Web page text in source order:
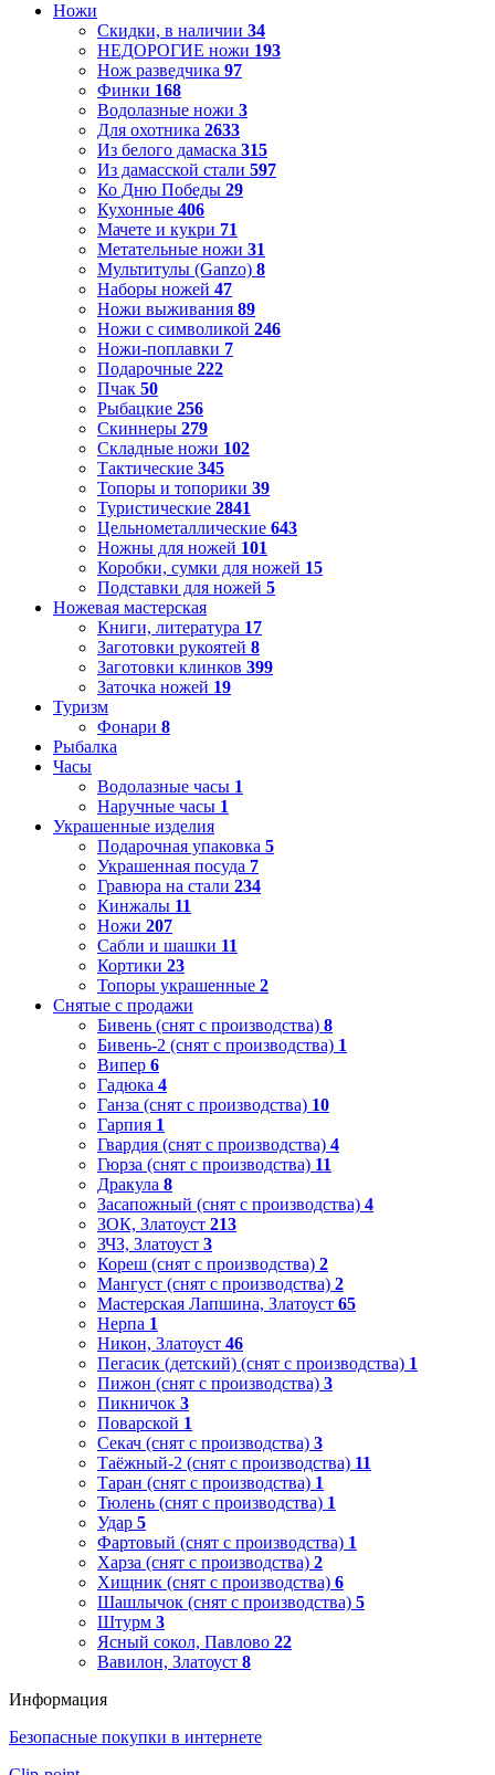
Ножи
Скидки, в наличии 34
НЕДОРОГИЕ ножи 193
Нож разведчика 97
Финки 168
Водолазные ножи 3
Для охотника 2633
Из белого дамаска 315
Из дамасской стали 597
Ко Дню Победы 29
Кухонные 406
Мачете и кукри 71
Метательные ножи 31
Мультитулы (Ganzo) 8
Наборы ножей 47
Ножи выживания 89
Ножи с символикой 246
Ножи-поплавки 7
Подарочные 222
Пчак 50
Рыбацкие 256
Скиннеры 279
Складные ножи 102
Тактические 345
Топоры и топорики 39
Туристические 2841
Цельнометаллические 643
Ножны для ножей 101
Коробки, сумки для ножей 15
Подставки для ножей 5
Ножевая мастерская
Книги, литература 17
Заготовки рукоятей 8
Заготовки клинков 399
Заточка ножей 19
Туризм
Фонари 8
Рыбалка
Часы
Водолазные часы 1
Наручные часы 1
Украшенные изделия
Подарочная упаковка 5
Украшенная посуда 7
Гравюра на стали 234
Кинжалы 11
Ножи 207
Сабли и шашки 11
Кортики 23
Топоры украшенные 2
Снятые с продажи
Бивень (снят с производства) 8
Бивень-2 (снят с производства) 1
Випер 6
Гадюка 4
Ганза (снят с производства) 10
Гарпия 1
Гвардия (снят с производства) 4
Гюрза (снят с производства) 11
Дракула 8
Засапожный (снят с производства) 4
ЗОК, Златоуст 213
ЗЧЗ, Златоуст 3
Кореш (снят с производства) 2
Мангуст (снят с производства) 2
Мастерская Лапшина, Златоуст 65
Нерпа 1
Никон, Златоуст 46
Пегасик (детский) (снят с производства) 1
Пижон (снят с производства) 3
Пикничок 3
Поварской 1
Секач (снят с производства) 3
Таёжный-2 (снят с производства) 11
Таран (снят с производства) 1
Тюлень (снят с производства) 1
Удар 5
Фартовый (снят с производства) 1
Харза (снят с производства) 2
Хищник (снят с производства) 6
Шашлычок (снят с производства) 5
Штурм 3
Ясный сокол, Павлово 22
Вавилон, Златоуст 8
Информация
Безопасные покупки в интернете